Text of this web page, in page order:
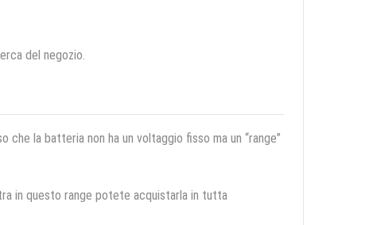
del negozio.
la batteria non ha un voltaggio fisso ma un “range”
in questo range potete acquistarla in tutta